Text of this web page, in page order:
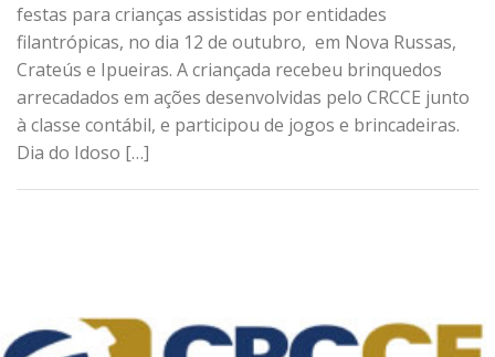
festas para crianças assistidas por entidades
filantrópicas, no dia 12 de outubro, em Nova Russas,
Crateús e Ipueiras. A criançada recebeu brinquedos
arrecadados em ações desenvolvidas pelo CRCCE junto
à classe contábil, e participou de jogos e brincadeiras.
Dia do Idoso […]